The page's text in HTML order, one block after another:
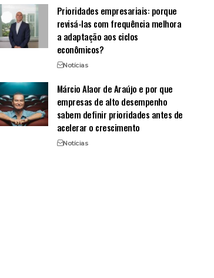
Prioridades empresariais: porque
revisá-las com frequência melhora
a adaptação aos ciclos
econômicos?
Notícias
Márcio Alaor de Araújo e por que
empresas de alto desempenho
sabem definir prioridades antes de
acelerar o crescimento
Notícias